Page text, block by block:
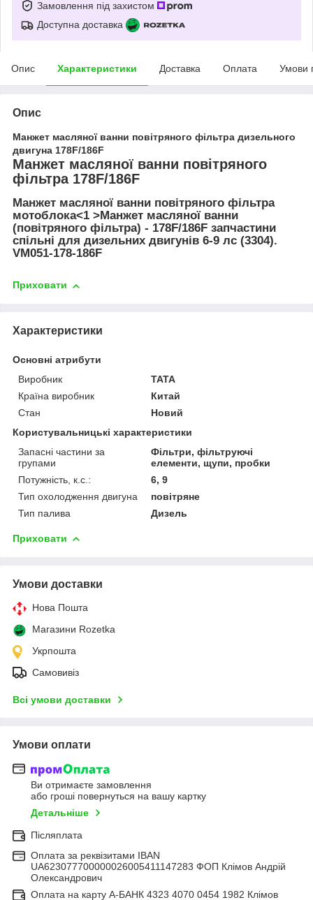
Замовлення під захистом
Доступна доставка
Опис Характеристики Доставка Оплата Умови
Опис
Манжет масляної ванни повітряного фільтра дизельного
двигуна 178F/186F
Манжет масляної ванни повітряного
фільтра 178F/186F
Манжет масляної ванни повітряного фільтра
мотоблока<1 >Манжет масляної ванни
(повітряного фільтра) - 178F/186F запчастини
спільні для дизельних двигунів 6-9 лс (3304).
VM051-178-186F
Приховати
Характеристики
Основні атрибути
Виробник
TATA
Країна виробник
Китай
Стан
Новий
Користувальницькі характеристики
Запасні частини за
групами
Фільтри, фільтруючі
елементи, щупи, пробки
Потужність, к.с.:
6, 9
Тип охолодження двигуна
повітряне
Тип палива
Дизель
Приховати
Умови доставки
Нова Пошта
Магазини Rozetka
Укрпошта
Самовивіз
Всі умови доставки
Умови оплати
Ви отримаєте замовлення
або гроші повернуться на вашу картку
Детальніше
Післяплата
Оплата за реквізитами IBAN
UA623077700000026005411147283 ФОП Клімов Андрій
Олександрович
Оплата на карту А-БАНК 4323 4070 0454 1982 Клімов